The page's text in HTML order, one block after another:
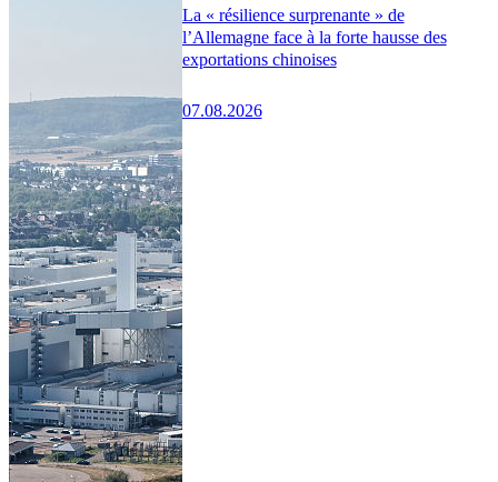
La « résilience surprenante » de
l’Allemagne face à la forte hausse des
exportations chinoises
07.08.2026